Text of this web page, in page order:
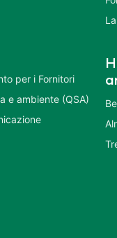
per i Fornitori
e ambiente (QSA)